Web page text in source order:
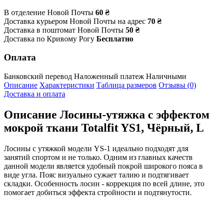
В отделение Новой Почты 60 ₴
Доставка курьером Новой Почты на адрес 70 ₴
Доставка в поштомат Новой Почты 50 ₴
Доставка по Кривому Рогу Бесплатно
Оплата
Банковский перевод Наложенный платеж Наличными
Описание Характеристики Таблица размеров Отзывы (0)
Доставка и оплата
Описание Лосины-утяжка с эффектом
мокрой ткани Totalfit YS1, Чёрный, L
Лосины с утяжкой модели YS-1 идеально подходят для
занятий спортом и не только. Одним из главных качеств
данной модели является удобный покрой широкого пояса в
виде угла. Пояс визуально сужает талию и подтягивает
складки. Особенность лосин - коррекция по всей длине, это
помогает добиться эффекта стройности и подтянутости.